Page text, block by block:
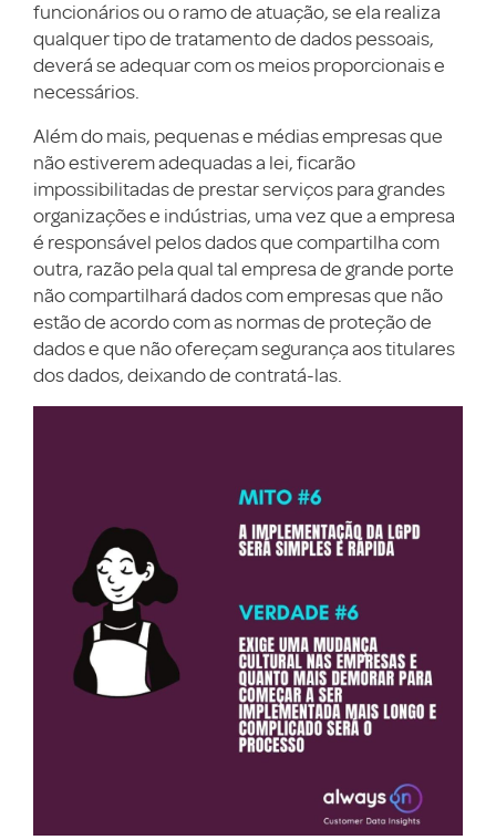
funcionários ou o ramo de atuação, se ela realiza
qualquer tipo de tratamento de dados pessoais,
deverá se adequar com os meios proporcionais e
necessários.
Além do mais, pequenas e médias empresas que
não estiverem adequadas a lei, ficarão
impossibilitadas de prestar serviços para grandes
organizações e indústrias, uma vez que a empresa
é responsável pelos dados que compartilha com
outra, razão pela qual tal empresa de grande porte
não compartilhará dados com empresas que não
estão de acordo com as normas de proteção de
dados e que não ofereçam segurança aos titulares
dos dados, deixando de contratá-las.